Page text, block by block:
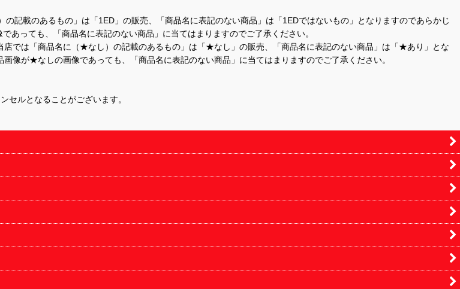
記載のあるもの」は「1ED」の販売、「商品名に表記のない商品」は「1EDではないもの」となりますのであらかじ
あっても、「商品名に表記のない商品」に当てはまりますのでご了承ください。
では「商品名に（★なし）の記載のあるもの」は「★なし」の販売、「商品名に表記のない商品」は「★あり」とな
像が★なしの画像であっても、「商品名に表記のない商品」に当てはまりますのでご了承ください。
セルとなることがございます。